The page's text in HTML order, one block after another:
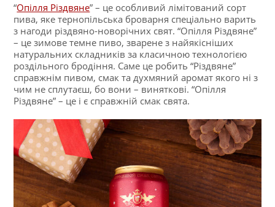
“Опілля Різдвяне” – це особливий лімітований сорт
пива, яке тернопільська броварня спеціально варить
з нагоди різдвяно-новорічних свят. “Опілля Різдвяне”
– це зимове темне пиво, зварене з найякісніших
натуральних складників за класичною технологією
роздільного бродіння. Саме це робить “Різдвяне”
справжнім пивом, смак та духмяний аромат якого ні з
чим не сплутаєш, бо вони – виняткові. “Опілля
Різдвяне” – це і є справжній смак свята.